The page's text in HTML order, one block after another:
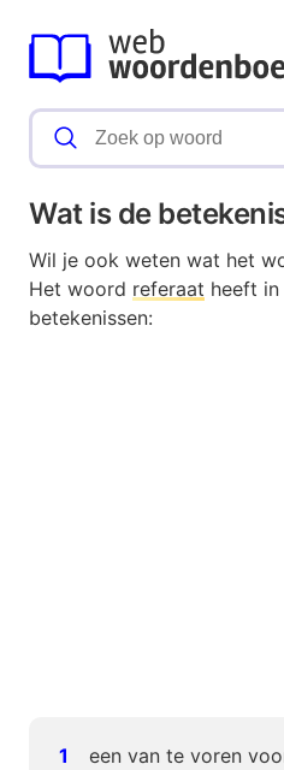
Wat is de
Wil je ook weten wat het
Het woord referaat heeft
betekenissen:
een van te voren